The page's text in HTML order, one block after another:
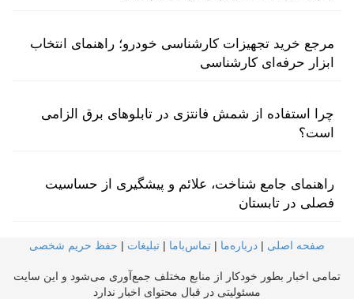
مرجع خرید تجهیزات کارشناسی خودرو؛ راهنمای انتخاب
ابزار حرفه‌ای کارشناسی
چرا استفاده از شمش فانتزی در تابلوهای برق الزامی
است؟
راهنمای جامع شناخت، علائم و پیشگیری از حساسیت
فصلی در تابستان
صفحه اصلی | درباره‌ما | تماس‌با‌ما | تبلیغات | حفظ حریم شخصی
تمامی اخبار بطور خودکار از منابع مختلف جمع‌آوری می‌شود و این سایت
مسئولیتی در قبال محتوای اخبار ندارد